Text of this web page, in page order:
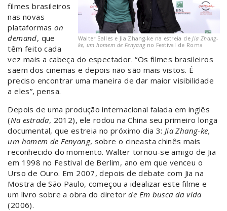
Walter Salles e Jia Zhang-ke na estreia deJia Zhang-
ke, um homem de Fenyangno Festival de Roma
filmes brasileiros
nas novas
plataformason
demand, que
têm feito cada
vez mais a cabeça do espectador. “Os filmes brasileiros
saem dos cinemas e depois não são mais vistos. É
preciso encontrar uma maneira de dar maior visibilidade
a eles”, pensa.
Depois de uma produção internacional falada em inglês
(Na estrada, 2012), ele rodou na China seu primeiro longa
documental, que estreia no próximo dia 3: Jia Zhang-ke,
um homem de Fenyang, sobre o cineasta chinês mais
reconhecido do momento. Walter tornou-se amigo de Jia
em 1998 no Festival de Berlim, ano em que venceu o
Urso de Ouro. Em 2007, depois de debate com Jia na
Mostra de São Paulo, começou a idealizar este filme e
um livro sobre a obra do diretorde Em busca da vida
(2006).